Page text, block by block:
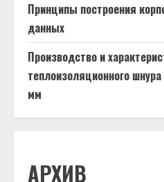
Принципы построения
данных
Производство и
теплоизоляционного
мм
АРХИВ